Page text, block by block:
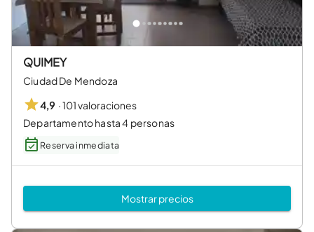
QUIMEY
Ciudad De Mendoza
4,9 ·101 valoraciones
Departamento hasta 4 personas
Reserva inmediata
Mostrar precios